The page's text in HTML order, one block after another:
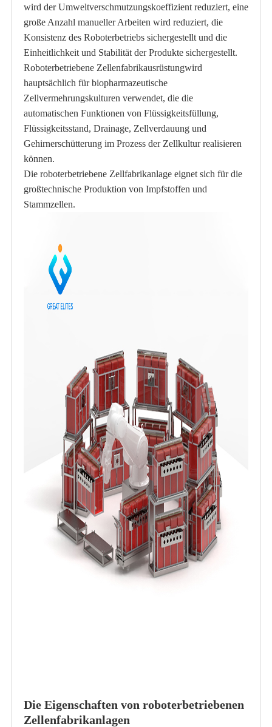
wird der Umweltverschmutzungskoeffizient reduziert, eine
große Anzahl manueller Arbeiten wird reduziert, die
Konsistenz des Roboterbetriebs sichergestellt und die
Einheitlichkeit und Stabilität der Produkte sichergestellt.
Roboterbetriebene Zellenfabrikausrüstungwird
hauptsächlich für biopharmazeutische
Zellvermehrungskulturen verwendet, die die
automatischen Funktionen von Flüssigkeitsfüllung,
Flüssigkeitsstand, Drainage, Zellverdauung und
Gehirnerschütterung im Prozess der Zellkultur realisieren
können.
Die roboterbetriebene Zellfabrikanlage eignet sich für die
großtechnische Produktion von Impfstoffen und
Stammzellen.
Die Eigenschaften von roboterbetriebenen
Zellenfabrikanlagen